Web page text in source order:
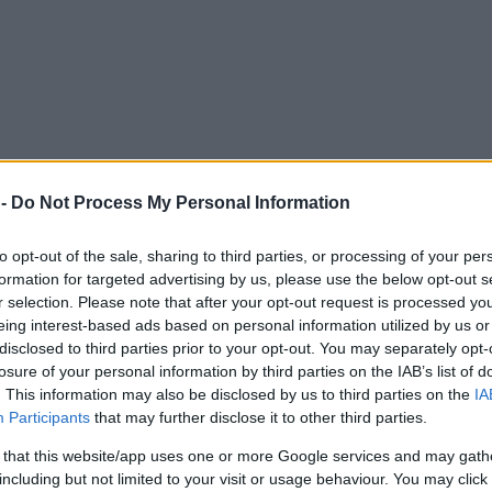
Do Not Process My Personal Information
opt-out of the sale, sharing to third parties, or processing of your
for targeted advertising by us, please use the below opt-out
selection. Please note that after your opt-out request is processed
interest-based ads based on personal information utilized by us
to third parties prior to your opt-out. You may separately
of your personal information by third parties on the IAB’s list of
This information may also be disclosed by us to third parties on the
Participants that may further disclose it to other third parties.
that this website/app uses one or more Google services and may
but not limited to your visit or usage behaviour. You may
gyorsan elkészülő, mégis minőségi alapanyagokból
laktató kínálat akár egy gyors reggelinek, uzsonnának vagy
után térnek be. A hely elhelyezkedése is kedvező: iskolák, a
így könnyen útba esik hazafelé” – írják.
követőkre és az edzőterembe járókra, akiket speciális